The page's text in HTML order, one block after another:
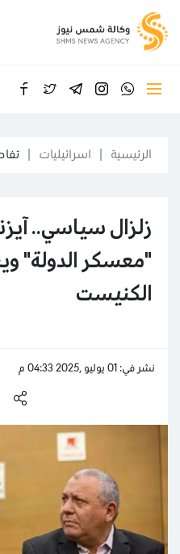
الرئيسية اسرائيليات
زلزال سياسي..
"معسكر الدولة"
الكنيست
نشر في: 01 يوليو ,2025 04:33 م